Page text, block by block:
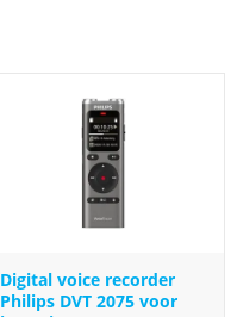
Digital voice recorder
Philips DVT 2075 voor